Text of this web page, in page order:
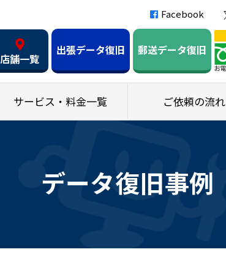
Facebook
店舗一覧
出張データ復旧 郵送データ復旧
サービス・料金一覧 ご依頼の流れ
データ復旧事例